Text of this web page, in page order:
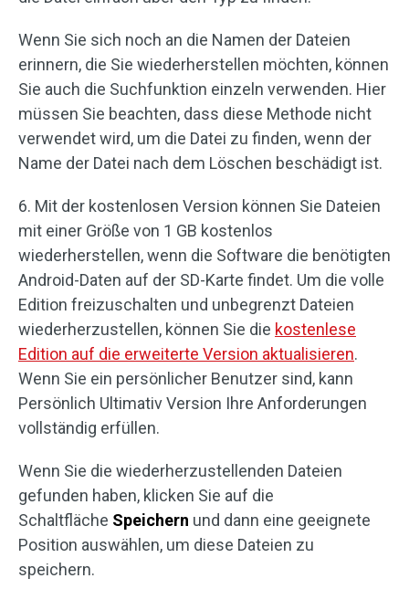
Wenn Sie sich noch an die Namen der Dateien
erinnern, die Sie wiederherstellen möchten, können
Sie auch die Suchfunktion einzeln verwenden. Hier
müssen Sie beachten, dass diese Methode nicht
verwendet wird, um die Datei zu finden, wenn der
Name der Datei nach dem Löschen beschädigt ist.
6. Mit der kostenlosen Version können Sie Dateien
mit einer Größe von 1 GB kostenlos
wiederherstellen, wenn die Software die benötigten
Android-Daten auf der SD-Karte findet. Um die volle
Edition freizuschalten und unbegrenzt Dateien
wiederherzustellen, können Sie die kostenlese
Edition auf die erweiterte Version aktualisieren.
Wenn Sie ein persönlicher Benutzer sind, kann
Persönlich Ultimativ Version Ihre Anforderungen
vollständig erfüllen.
Wenn Sie die wiederherzustellenden Dateien
gefunden haben, klicken Sie auf die
Schaltfläche Speichern und dann eine geeignete
Position auswählen, um diese Dateien zu
speichern.